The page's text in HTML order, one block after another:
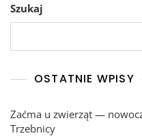
Szukaj
OSTATNIE WPISY
Zaćma u zwierząt —
Trzebnicy